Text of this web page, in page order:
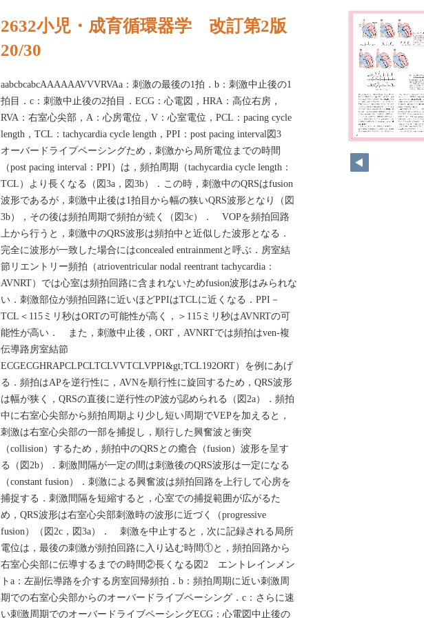
20
2632小児・成育循環器学 改訂第2版
20/30
aabcbcabcAAAAAAVVVRVAa：刺激の最後の1拍．b：刺激中止後の1
拍目．c：刺激中止後の2拍目．ECG：心電図，HRA：高位右房，
RVA：右室心尖部，A：心房電位，V：心室電位，PCL：pacing cycle
length，TCL：tachycardia cycle length，PPI：post pacing interval図3
オーバードライプペーシングため，刺激から局所電位までの時間
（post pacing interval：PPI）は，頻拍周期（tachycardia cycle length：
TCL）より長くなる（図3a，図3b）．この時，刺激中のQRSはfusion
波形であるが，刺激中止後は1拍目から幅の狭いQRS波形となり（図
3b），その後は頻拍周期で頻拍が続く（図3c）． VOPを頻拍回路
上から行うと，刺激中のQRS波形は頻拍中と近似した波形となる．
完全に波形が一致した場合にはconcealed entrainmentと呼ぶ．房室結
節リエントリー頻拍（atrioventricular nodal reentrant tachycardia：
AVNRT）では心室は頻拍回路に含まれないためfusion波形はみられな
い．刺激部位が頻拍回路に近いほどPPIはTCLに近くなる．PPI－
TCL＜115ミリ秒はORTの可能性が高く，＞115ミリ秒はAVNRTの可
能性が高い． また，刺激中止後，ORT，AVNRTでは頻拍はven-複
伝導路房室結節
ECGECGHRAPCLPCLTCLVVTCLVPPI&gt;TCL192ORT）を例にあげ
る．頻拍はAPを逆行性に，AVNを順行性に旋回するため，QRS波形
は幅が狭く，QRSの直後に逆行性のP波が認められる（図2a）．頻拍
中に右室心尖部から頻拍周期より少し短い周期でVEPを加えると，
刺激は右室心尖部の一部を捕捉し，順行した興奮波と衝突
（collision）するため，頻拍中のQRSとの癒合（fusion）波形を呈す
る（図2b）．刺激間隔が一定の間は刺激後のQRS波形は一定になる
（constant fusion）．刺激による興奮波は頻拍回路を上行して心房を
捕捉する．刺激間隔を短縮すると，心室での捕捉範囲が広がるた
め，QRS波形は右室心尖部刺激時の波形に近づく（progressive
fusion）（図2c，図3a）． 刺激を中止すると，次に記録される局所
電位は，最後の刺激が頻拍回路に入り込む時間①と，頻拍回路から
右室心尖部に伝導するまでの時間②長くなる図2 エントレインメン
トa：左副伝導路を介する房室回帰頻拍．b：頻拍周期に近い刺激周
期での右室心尖部からのオーバードライブペーシング．c：さらに速
い刺激周期でのオーバードライブペーシングECG：心電図中止後の